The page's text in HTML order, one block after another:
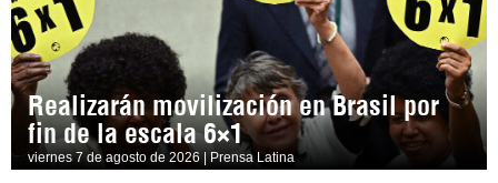
Realizarán movilización en Brasil por
fin de la escala 6×1
viernes 7 de agosto de 2026 | Prensa Latina